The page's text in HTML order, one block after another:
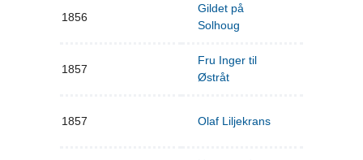
1856
Gildet på
Solhoug
1857
Fru Inger til
Østråt
1857 Olaf Liljekrans